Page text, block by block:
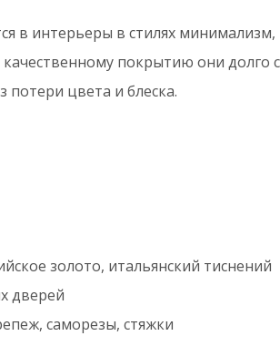
в интерьеры в стилях
качественному покрытию они долго
цвета и блеска.
золото, итальянский тиснений
дверей
саморезы, стяжки